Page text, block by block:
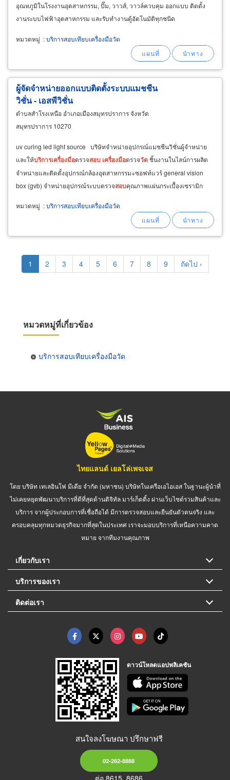
อุณหภูมิในโรงงานอุตสาหกรรม, ปั๊ม, วาวส์, วาวล์ควบคุม ออกแบบ ติดตั้ง
งานระบบไฟฟ้าอุตสาหกรรม และรับทำงานตู้อัตโนมัติทุกชนิด
หมวดหมู่ :บริการสอบเทียบเครื่องมือวัด
ผู้จัดจำหน่ายออกแบบติดตั้งระบบแมชชีน
วิชั่น - เอสพีวิชั่น
ตำบลสำโรงเหนือ อำเภอเมืองสมุทรปราการ จังหวัด
สมุทรปราการ 10270
uv curing led light source ​ บริษัทจำหน่ายอุปกรณ์แมชชีนวิชั่น​ ผู้จำหน่าย
และให้บริการเครื่องมือตรวจสอบ เครื่องมือตรวจวัดชิ้นงานในไลน์การผลิต
จำหน่ายและติดตั้งอุปกรณ์กล้องอุตสาหกรรม+ซอฟท์แวร์ general vision
box (gvb) จำหน่ายอุปกรณ์ระบบตรวจสอบคุณภาพแผ่นกระเบื้องเซรามิก
หมวดหมู่ :บริการสอบเทียบเครื่องมือวัด
Pagination
Current
page
1 Page
2 Page
3 Page
4 Page
5 Page
6 Page
7 Page
8 Page
9
Next
page
ถัดไป ›
หมวดหมู่ที่เกี่ยวข้อง
บริการสอบเทียบเครื่องมือวัด
ไทยแลนด์ เยลโล่เพจเจส
โดย บริษัท เทเลอินโฟ มีเดีย จำกัด (มหาชน) บริษัทในเครือเอไอเอส ในฐานะผู้นำที่
ไม่เคยหยุดพัฒนาบริการที่ดีที่สุดด้านดิจิทัล มาร์เก็ตติ้ง ผ่านเว็บไซต์รวมสินค้าและ
บริการ จากผู้ประกอบการที่เชื่อถือได้ มีการตรวจสอบและยืนยันตัวตนจริง และ
ครอบคลุมทุกหมวดธุรกิจมากที่สุดในประเทศ เราจะมอบบริการที่เหนือความคาด
หมาย จากทีมงานคุณภาพ
เกี่ยวกับเรา
บริการของเรา
ติดต่อเรา
ดาวน์โหลดแอปพลิเคชัน
สนใจลงโฆษณา ปรึกษาฟรี
02-262-8888
ต่อ 8615, 8686